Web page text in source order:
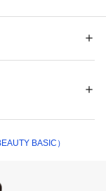
ます。
エステル 100%
ンブル乾燥× 吊り
BASIC）